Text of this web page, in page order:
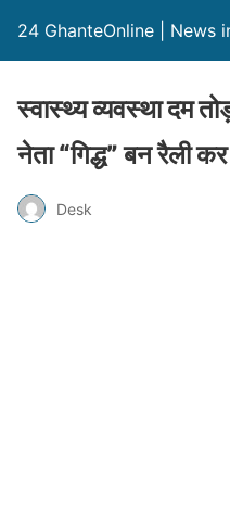
24 GhanteOnline | News
स्वास्थ्य व्यवस्था दम
नेता “गिद्ध” बन रैली
Desk